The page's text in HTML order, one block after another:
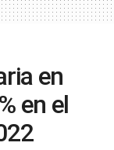
en
en el